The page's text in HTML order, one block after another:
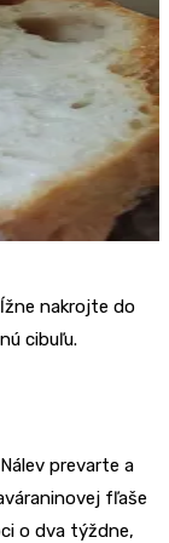
nakrojte do
cibuľu.
prevarte a
fľaše
o dva týždne,